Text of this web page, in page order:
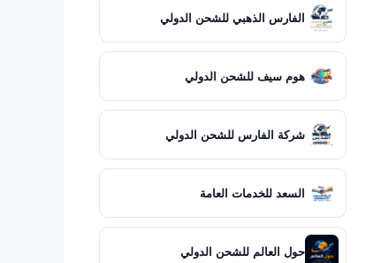
الفارس الذهبي للشحن الدولي
هوم سيف للشحن الدولي
شركة الفارس للشحن الدولي
السعد للخدمات العامة
حول العالم للشحن الدولي